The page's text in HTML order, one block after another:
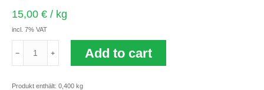
15,00 € / kg
incl. 7% VAT
Sauerfleisch
Add to cart
Produkt enthält: 0,400 kg